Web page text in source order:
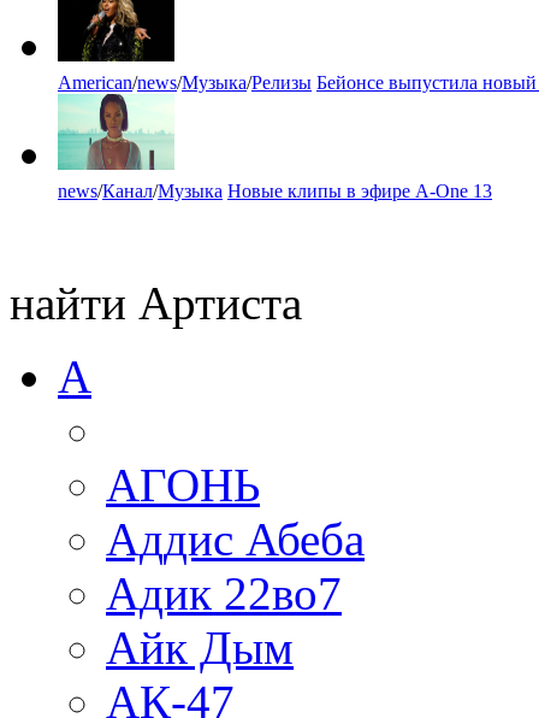
American/news/Музыка/Релизы Бейонсе выпустила
news/Канал/Музыка Новые клипы в эфире A-One 13
найти Артиста
А
АГОНЬ
Аддис Абеба
Адик 22во7
Айк Дым
АК-47